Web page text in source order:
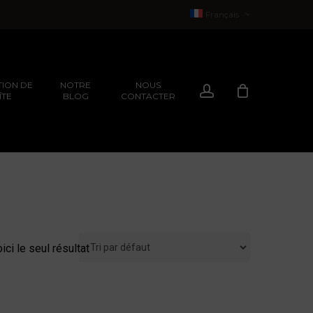
Français
DE
NOTRE
BLOG
NOUS
CONTACTER
Compte
le seul résultat